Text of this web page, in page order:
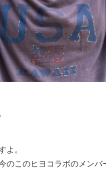
よ。
のこのヒヨコラボのメン